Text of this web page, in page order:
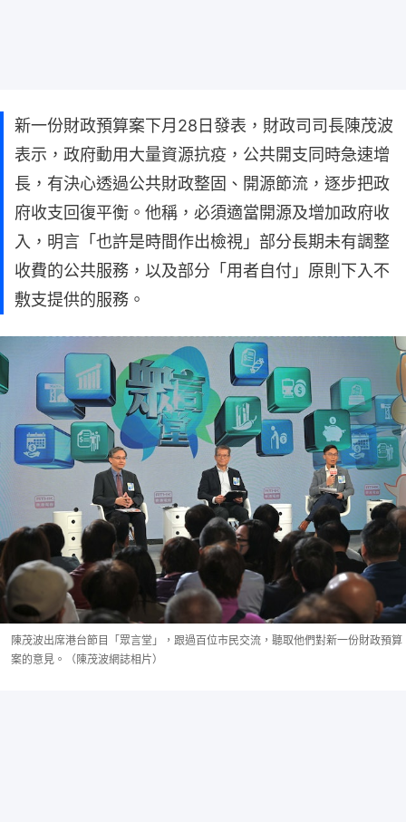
新一份財政預算案下月28日發表，財政司司長陳茂波
表示，政府動用大量資源抗疫，公共開支同時急速增
長，有決心透過公共財政整固、開源節流，逐步把政
府收支回復平衡。他稱，必須適當開源及增加政府收
入，明言「也許是時間作出檢視」部分長期未有調整
收費的公共服務，以及部分「用者自付」原則下入不
敷支提供的服務。
陳茂波出席港台節目「眾言堂」，跟過百位市民交流，聽取他們對新一份財政預算
案的意見。（陳茂波網誌相片）